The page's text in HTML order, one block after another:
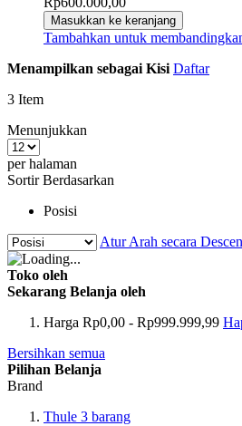
Masukkan ke keranjang
Tambahkan untuk
Menampilkan sebagai Kisi Daftar
3 Item
Menunjukkan
per halaman
Sortir Berdasarkan
Posisi
Atur Arah secara
Toko oleh
Sekarang Belanja oleh
Harga Rp0,00 - Rp999.999,99
Bersihkan semua
Pilihan Belanja
Brand
Thule 3 barang